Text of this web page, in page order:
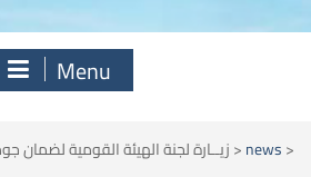
Menu
<
news
<زيــارة لجنة الهيئة القومية لضمان